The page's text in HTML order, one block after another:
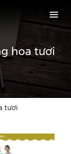
hoa tươi
tươi